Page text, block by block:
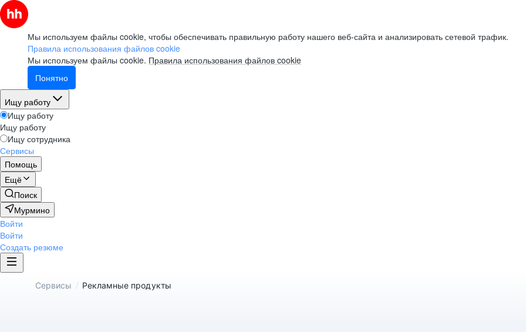
Мы используем файлы cookie, чтобы обеспечивать правильную работу нашего веб-сайта и анализировать сетевой трафик.
Правила использования файлов cookie
Мы используем файлы cookie. Правила использования файлов cookie
Понятно
Ищу работу
Ищу работу
Ищу работу
Ищу сотрудника
Сервисы
Помощь
Ещё
Поиск
Мурмино
Войти
Войти
Создать резюме
Сервисы / Рекламные продукты